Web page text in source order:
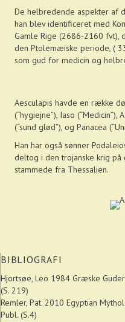
De helbredende aspekter af
han blev identificeret med
Gamle Rige (2686-2160 fvt),
den Ptolemæiske periode, (
som gud for medicin og
Aesculapis havde en række
(“hygiejne”), Iaso
(“sund glød”), og Panacea
Han har også sønner
deltog i den trojanske krig
stammede fra Thessalien.
BIBLIOGRAFI
Hjortsøe, Leo 1984 Græske
(S. 219)
Remler, Pat. 2010 Egyptian
Publ. (S.4)